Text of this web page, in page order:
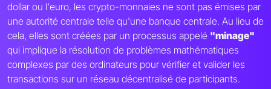
dollar ou l'euro, les crypto-monnaies ne sont pas émises par
une autorité centrale telle qu'une banque centrale. Au lieu de
cela, elles sont créées par un processus appelé "minage"
qui implique la résolution de problèmes mathématiques
complexes par des ordinateurs pour vérifier et valider les
transactions sur un réseau décentralisé de participants.